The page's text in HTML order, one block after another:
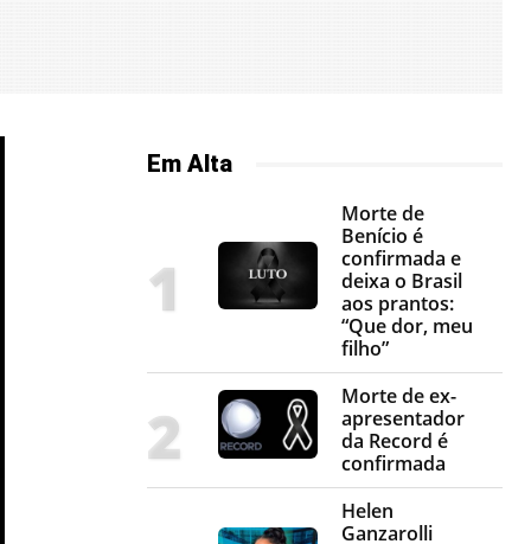
Em Alta
Morte de
Benício é
confirmada e
deixa o Brasil
aos prantos:
“Que dor, meu
filho”
Morte de ex-
apresentador
da Record é
confirmada
Helen
Ganzarolli